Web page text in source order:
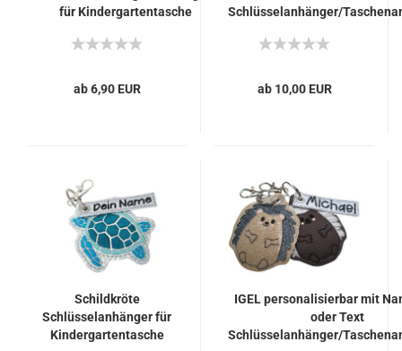
für Kindergartentasche
ab 6,90 EUR
Schlüsselanhänger/
ab 10,00 EUR
Schildkröte
Schlüsselanhänger für
Kindergartentasche
IGEL personalisierbar mit
oder Text
Schlüsselanhänger/